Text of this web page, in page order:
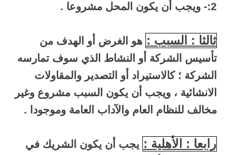
2:- ويجب أن يكون المحل مشروعا .
ثالثا : السبب : هو الغرض أو الهدف من
تأسيس الشركة أو النشاط الذي سوف تمارسه
الشركة ؛ كالاستيراد أو التصدير والمقاولات
الانشائية ، ويجب أن يكون السبب مشروع وغير
مخالف للنظام العام والآداب العامة وموجودا .
رابعا : الأهلية : يجب أن يكون الشريك في